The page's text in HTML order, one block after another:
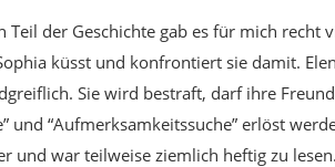
Teil der Geschichte gab es für mich recht
küsst und konfrontiert sie damit.
Sie wird bestraft, darf ihre
und “Aufmerksamkeitssuche” erlöst
und war teilweise ziemlich heftig zu